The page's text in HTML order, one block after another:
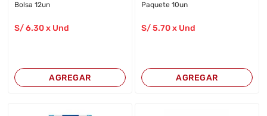
Bolsa 12un
S/6.30 x Und
AGREGAR
Paquete 10un
S/5.70x Und
AGREGAR